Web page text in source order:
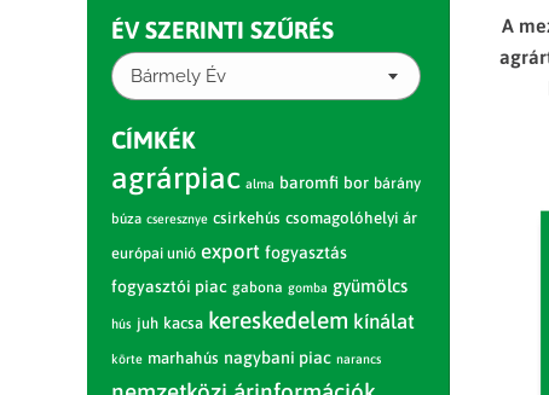
A
ÉV SZERINTI SZŰRÉS
Bármely Év
CÍMKÉK
agrárpiac alma baromfi bor bárány
búza cseresznye csirkehús csomagolóhelyi ár
európai unió export fogyasztás
fogyasztói piac gabona gomba gyümölcs
hús juh kacsa kereskedelem kínálat
körte marhahús nagybani piac narancs